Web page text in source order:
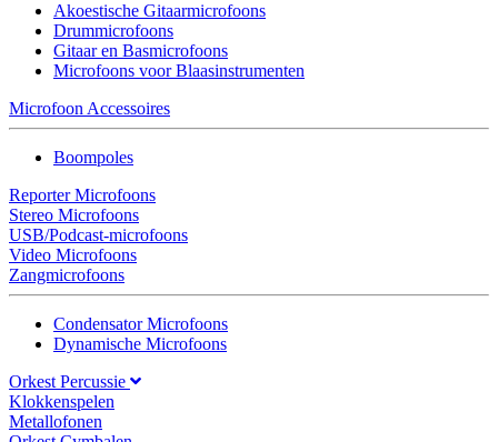
Akoestische Gitaarmicrofoons
Drummicrofoons
Gitaar en Basmicrofoons
Microfoons voor Blaasinstrumenten
Microfoon Accessoires
Boompoles
Reporter Microfoons
Stereo Microfoons
USB/Podcast-microfoons
Video Microfoons
Zangmicrofoons
Condensator Microfoons
Dynamische Microfoons
Orkest Percussie
Klokkenspelen
Metallofonen